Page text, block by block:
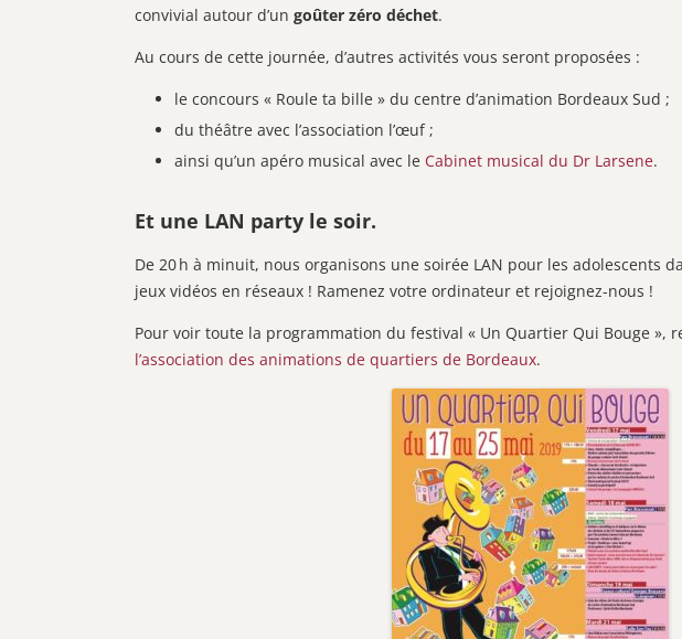
convivial autour d’un goûter zéro déchet.
Au cours de cette journée, d’autres activités vous seront proposées :
le concours « Roule ta bille » du centre d’animation Bordeaux Sud ;
du théâtre avec l’association l’œuf ;
ainsi qu’un apéro musical avec le Cabinet musical du Dr Larsene.
Et une LAN party le soir.
De 20 h à minuit, nous organisons une soirée LAN pour les adolescents
jeux vidéos en réseaux ! Ramenez votre ordinateur et rejoignez-nous !
Pour voir toute la programmation du festival « Un Quartier Qui Bouge »,
l’association des animations de quartiers de Bordeaux.